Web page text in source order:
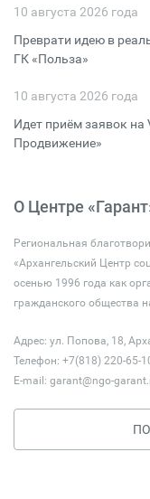
10 августа 2026 года
Преврати идею в
ГК «Польза»
10 августа 2026 года
Идет приём заявок на
Продвижение»
О Центре
Региональная
«Архангельский Центр
осенью 1996 года как
гражданского общества
Адрес: ул. Попова, 18,
Телефон: +7(818) 220-65-
E-mail: garant@ngo-